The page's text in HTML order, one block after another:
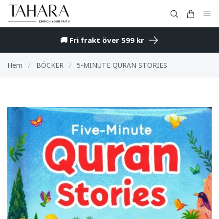
🚚 Fri frakt över 599 kr
Hem / BÖCKER / 5-MINUTE QURAN STORIES